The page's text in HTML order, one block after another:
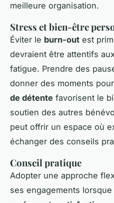
meilleure organisation.
Stress et bien-être
Éviter le burn-out est
devraient être attentifs
fatigue. Prendre des
donner des moments
de détente favorisent le
soutien des autres
peut offrir un espace où
échanger des conseils
Conseil pratique
Adopter une approche
ses engagements